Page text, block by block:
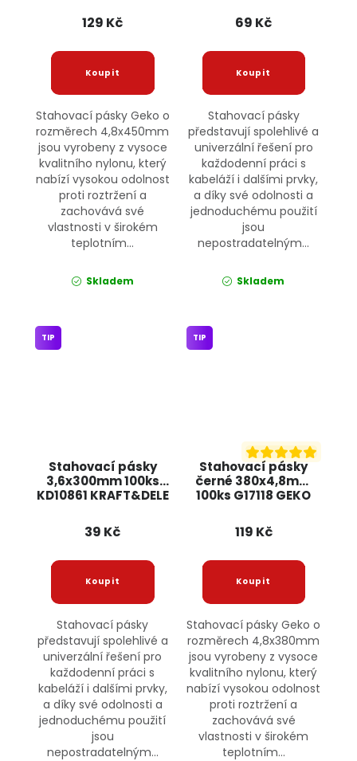
129 Kč
Stahovací pásky Geko o
rozměrech 4,8x450mm
jsou vyrobeny z vysoce
kvalitního nylonu, který
nabízí vysokou odolnost
proti roztržení a
zachovává své
vlastnosti v širokém
teplotním...
Skladem
69 Kč
Stahovací pásky
představují spolehlivé a
univerzální řešení pro
každodenní práci s
kabeláží i dalšími prvky,
a díky své odolnosti a
jednoduchému použití
jsou
nepostradatelným...
Skladem
Stahovací pásky
3,6x300mm 100ks
KD10861 KRAFT&DELE
TIP
39 Kč
Stahovací pásky
představují spolehlivé a
univerzální řešení pro
každodenní práci s
kabeláží i dalšími prvky,
a díky své odolnosti a
jednoduchému použití
jsou
nepostradatelným...
Stahovací pásky
černé 380x4,8mm
100ks G17118 GEKO
TIP
119 Kč
Stahovací pásky Geko o
rozměrech 4,8x380mm
jsou vyrobeny z vysoce
kvalitního nylonu, který
nabízí vysokou odolnost
proti roztržení a
zachovává své
vlastnosti v širokém
teplotním...